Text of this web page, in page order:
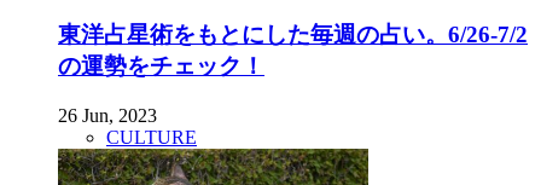
東洋占星術をもとにした毎週の占い。6/26-7/2
の運勢をチェック！
26 Jun, 2023
CULTURE